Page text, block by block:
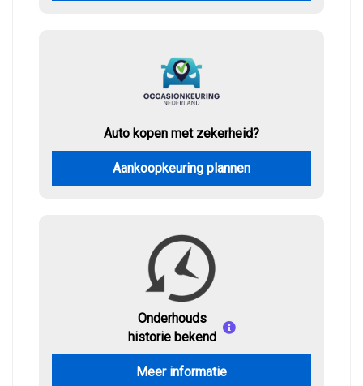
Auto kopen met zekerheid?
Aankoopkeuring plannen
Onderhouds
historie bekend
Meer informatie